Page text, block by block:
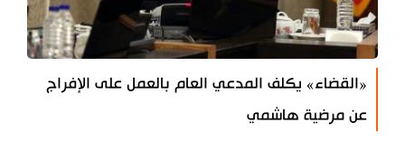
«القضاء» يكلف المدعي العام بالعمل على الإفراج
عن مرضية هاشمي